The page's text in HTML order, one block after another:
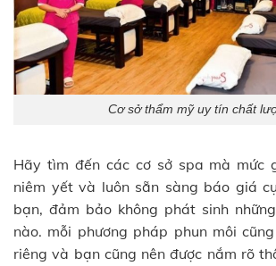
Cơ sở thẩm mỹ uy tín chất
Hãy tìm đến các cơ sở spa mà mức
niêm yết và luôn sẵn sàng báo giá
bạn, đảm bảo không phát sinh
nào. mỗi phương pháp phun môi
riêng và bạn cũng nên được nắm rõ